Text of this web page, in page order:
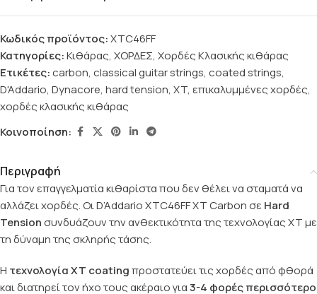
Κωδικός προϊόντος:XTC46FF
Κατηγορίες:Κιθάρας, ΧΟΡΔΕΣ, Χορδές Κλασικής κιθάρας
Ετικέτες:carbon, classical guitar strings, coated strings,
D'Addario, Dynacore, hard tension, XT, επικαλυμμένες χορδές,
χορδές κλασικής κιθάρας
Κοινοποίηση:
Περιγραφή
Για τον επαγγελματία κιθαρίστα που δεν θέλει να σταματά να
αλλάζει χορδές. Οι D’Addario XTC46FF XT Carbon σε Hard
Tensionσυνδυάζουν την ανθεκτικότητα της τεχνολογίας XT με
τη δύναμη της σκληρής τάσης.
Η τεχνολογία XT coatingπροστατεύει τις χορδές από φθορά
και διατηρεί τον ήχο τους ακέραιο για3-4 φορές περισσότερο